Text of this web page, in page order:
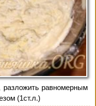
разложить равномерным
(1ст.л.)